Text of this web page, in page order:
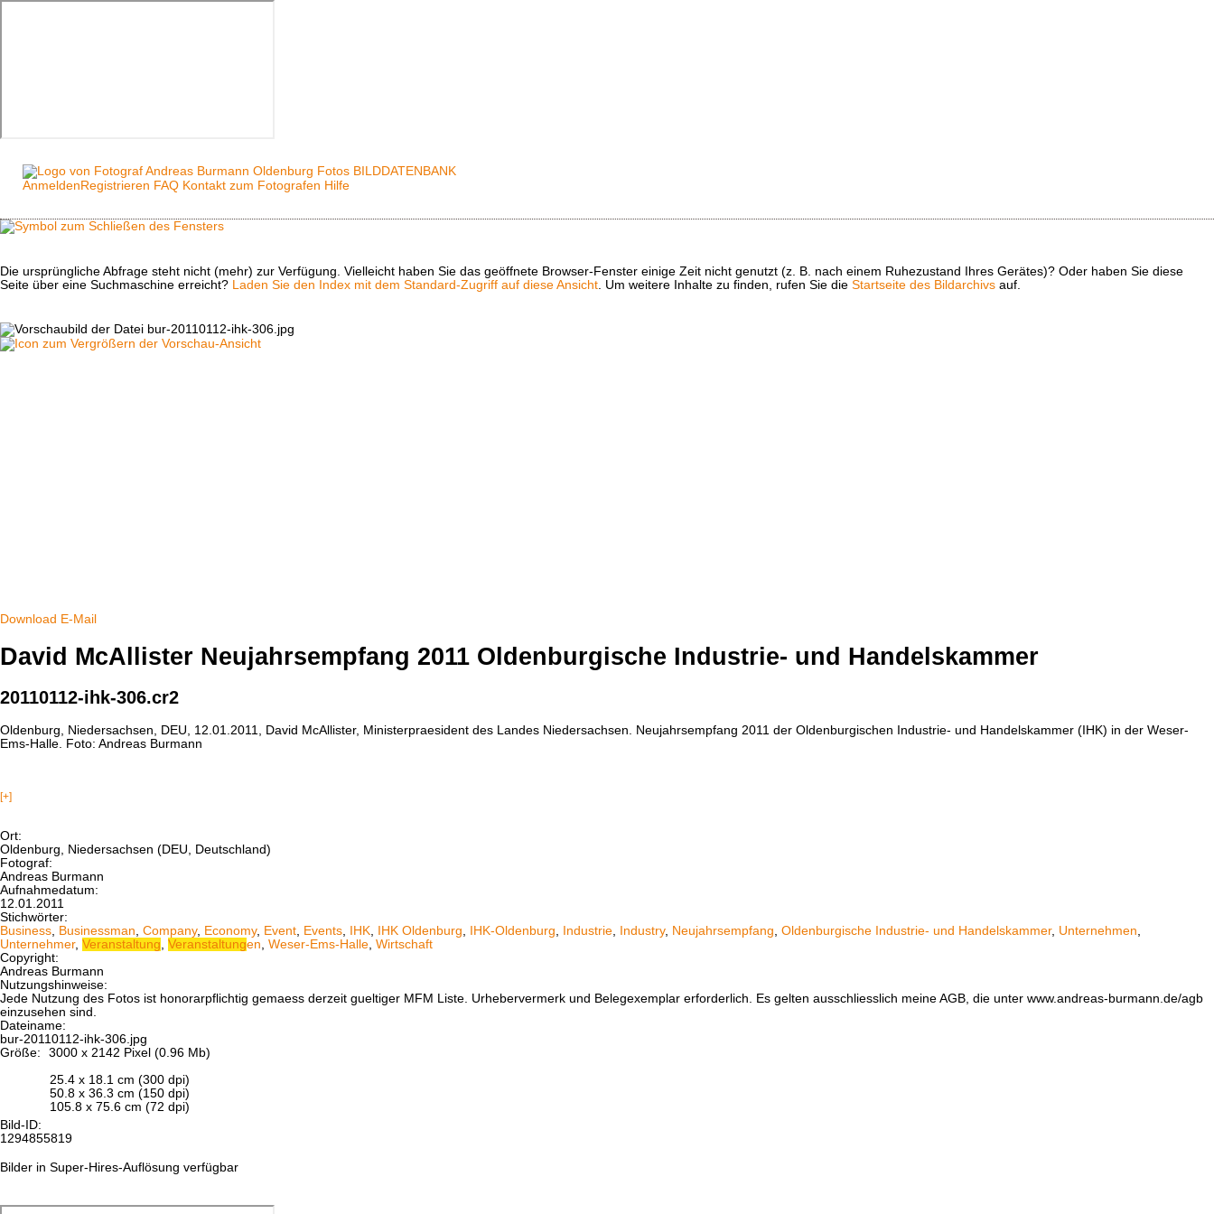
Anmelden Registrieren FAQ Kontakt zum Fotografen Hilfe
Die ursprüngliche Abfrage steht nicht (mehr) zur Verfügung. Vielleicht haben Sie das geöffnete Browser-Fenster einige Zeit nicht genutzt (z. B. nach einem Ruhezustand Ihres Gerätes)? Oder haben Sie diese
Seite über eine Suchmaschine erreicht? Laden Sie den Index mit dem Standard-Zugriff auf diese Ansicht. Um weitere Inhalte zu finden, rufen Sie die Startseite des Bildarchivs auf.
Download E-Mail
David McAllister Neujahrsempfang 2011 Oldenburgische Industrie- und Handelskammer
20110112-ihk-306.cr2
Oldenburg, Niedersachsen, DEU, 12.01.2011, David McAllister, Ministerpraesident des Landes Niedersachsen. Neujahrsempfang 2011 der Oldenburgischen Industrie- und Handelskammer (IHK) in der Weser-
Ems-Halle. Foto: Andreas Burmann
[+]
Ort:
Oldenburg, Niedersachsen (DEU, Deutschland)
Fotograf:
Andreas Burmann
Aufnahmedatum:
12.01.2011
Stichwörter:
Business Businessman Company, Economy, Event Events IHK IHK Oldenburg IHK-Oldenburg Industrie Industry, Neujahrsempfang Oldenburgische Industrie- und Handelskammer, Unternehmen
Unternehmer, Veranstaltung Veranstaltungen Weser-Ems-Halle Wirtschaft
Copyright:
Andreas Burmann
Nutzungshinweise:
Jede Nutzung des Fotos ist honorarpflichtig gemaess derzeit gueltiger MFM Liste. Urhebervermerk und Belegexemplar erforderlich. Es gelten ausschliesslich meine AGB, die unter www.andreas-burmann.de/agb
einzusehen sind.
Dateiname:
bur-20110112-ihk-306.jpg
Größe:
3000 x 2142 Pixel (0.96 Mb)
25.4 x 18.1 cm (300 dpi)
50.8 x 36.3 cm (150 dpi)
105.8 x 75.6 cm (72 dpi)
Bild-ID:
1294855819
Bilder in Super-Hires-Auflösung verfügbar